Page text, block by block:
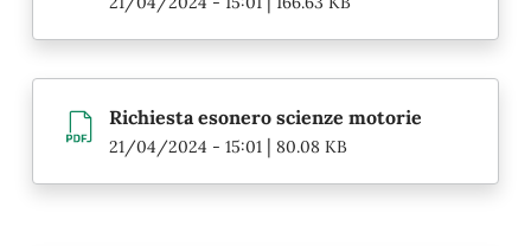
Richiesta esonero scienze motorie
21/04/2024 - 15:01 | 80.08 KB